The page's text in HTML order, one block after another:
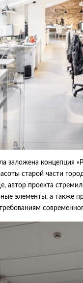
заложена концепция
старой части
автор проекта
элементы, а также